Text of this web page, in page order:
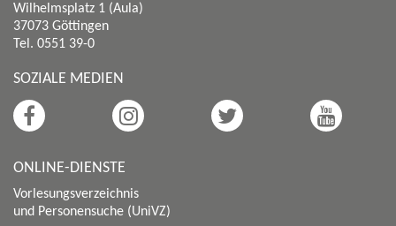
Wilhelmsplatz 1 (Aula)
37073 Göttingen
Tel. 0551 39-0
SOZIALE MEDIEN
ONLINE-DIENSTE
Vorlesungsverzeichnis
und Personensuche (UniVZ)